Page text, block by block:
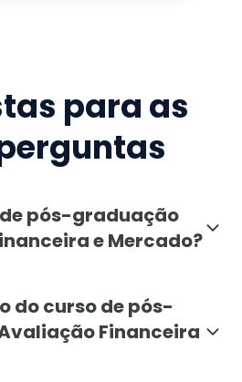
para as
de pós-graduação
e Mercado?
do curso de pós-
Financeira